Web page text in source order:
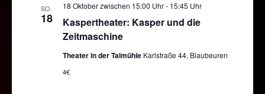
SO.
18
Kaspertheater: Kasper und die
Zeitmaschine
18 Oktober zwischen 15:00 Uhr- 15:45 Uhr
Theater in der Talmühle Karlstraße 44, Blaubeuren
4€